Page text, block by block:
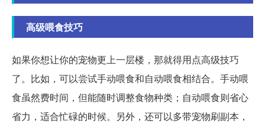
高级喂食技巧
如果你想让你的宠物更上一层楼，那就得用点高级技巧
了。比如，可以尝试手动喂食和自动喂食相结合。手动喂
食虽然费时间，但能随时调整食物种类；自动喂食则省心
省力，适合忙碌的时候。另外，还可以多带宠物刷副本，